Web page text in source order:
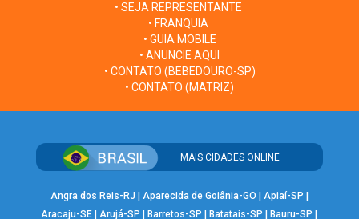
• SEJA REPRESENTANTE
• FRANQUIA
• GUIA MOBILE
• ANUNCIE AQUI
• CONTATO (BEBEDOURO-SP)
• CONTATO (MATRIZ)
MAIS CIDADES ONLINE
Angra dos Reis-RJ Aparecida de Goiânia-GO Apiaí-SP
Aracaju-SE |Arujá-SP Barretos-SP Batatais-SP Bauru-SP